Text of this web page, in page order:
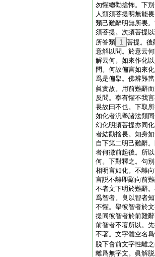
勿懼總勸捨怖。下
人類須菩提明無能
類己難辭明無所畏
須菩提。次須菩提
所答類 1 菩提。後
意解以問。於意云
解云何。如來作化
問。何故偏言如來
爲是偏擧。佛辨難
眞實故。用前難辭
反問。寧有懼不我
畏故曰不也。下取
如化者汎擧諸法類
幻化明須菩提亦同
者結勸捨畏。知身
自下第二明己難辭
者何徴前起後。所
何。下對釋之。句
相明言如化。不離
言説不離即顯向前
不者文下明於難辭
爲智者。良以智者
不懼。擧彼智者於
提同彼智者於前難
前智者不著所以。
不著。文字體空名
脱下會前文字性離
離爲無字文。眞解